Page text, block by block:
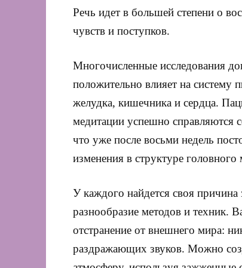
Речь идет в большей степени о
чувств и поступков.
Многочисленные исследования
положительно влияет на систему
желудка, кишечника и сердца.
медитации успешно справляются
что уже после восьми недель
изменения в структуре головного
У каждого найдется своя
разнообразие методов и техник.
отстранение от внешнего мира:
раздражающих звуков. Можно